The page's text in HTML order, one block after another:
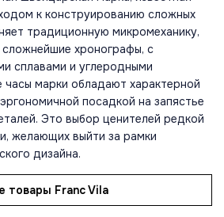
к конструированию сложных
традиционную микромеханику,
хронографы, с
сплавами и углеродными
марки обладают характерной
посадкой на запястье
Это выбор ценителей редкой
желающих выйти за рамки
дизайна.
товары Franc Vila